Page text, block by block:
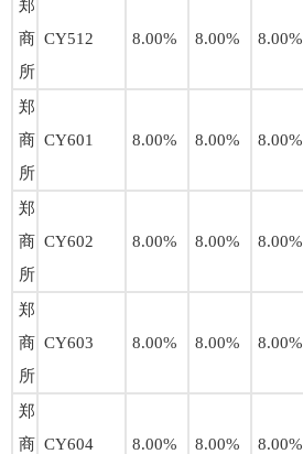
郑
商
所
CY512 8.00% 8.00% 8.00%
郑
商
所
CY601 8.00% 8.00% 8.00%
郑
商
所
CY602 8.00% 8.00% 8.00%
郑
商
所
CY603 8.00% 8.00% 8.00%
郑
商 CY604 8.00% 8.00% 8.00%